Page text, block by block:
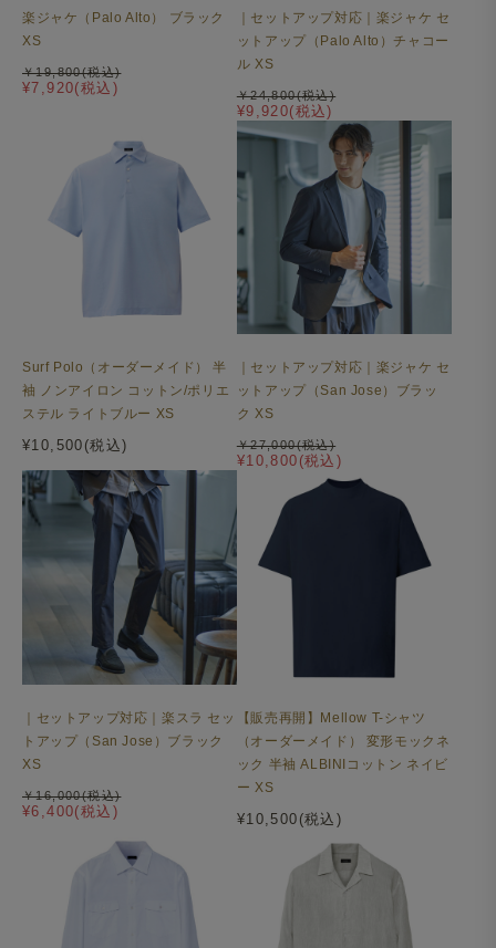
楽ジャケ（Palo Alto） ブラック
XS
¥7,920(税込)
￥19,800(税込)
｜セットアップ対応｜楽ジャケ セ
ットアップ（Palo Alto）チャコー
ル XS
¥9,920(税込)
￥24,800(税込)
Surf Polo（オーダーメイド） 半
袖 ノンアイロン コットン/ポリエ
ステル ライトブルー XS
¥10,500(税込)
｜セットアップ対応｜楽ジャケ セ
ットアップ（San Jose）ブラッ
ク XS
¥10,800(税込)
￥27,000(税込)
｜セットアップ対応｜楽スラ セッ
トアップ（San Jose）ブラック
XS
¥6,400(税込)
￥16,000(税込)
【販売再開】Mellow T-シャツ
（オーダーメイド） 変形モックネ
ック 半袖 ALBINIコットン ネイビ
ー XS
¥10,500(税込)